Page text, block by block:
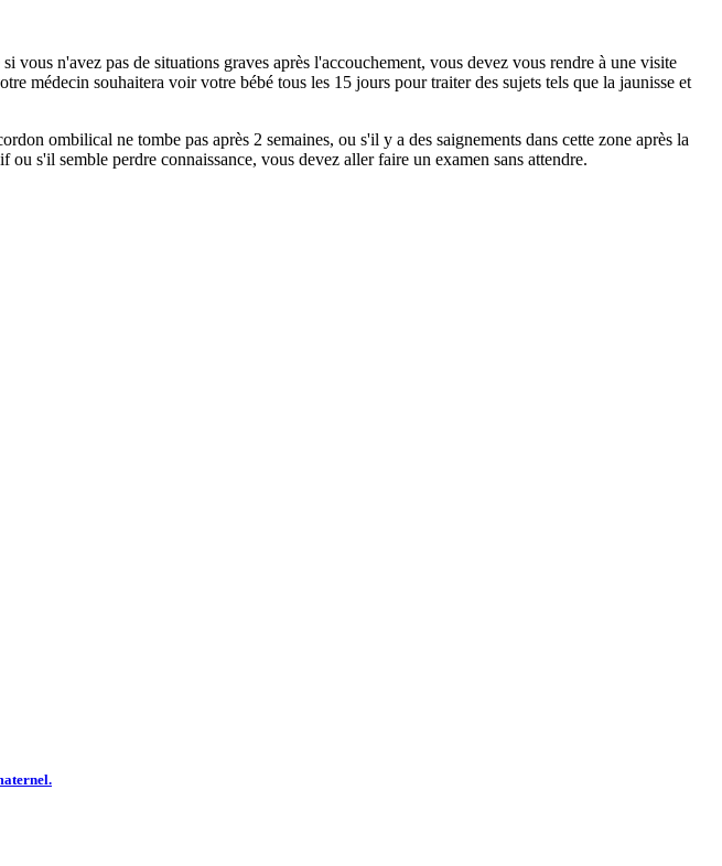
n'avez pas de situations graves après l'accouchement, vous devez vous rendre à une visite
médecin souhaitera voir votre bébé tous les 15 jours pour traiter des sujets tels que la jaunisse et
ombilical ne tombe pas après 2 semaines, ou s'il y a des saignements dans cette zone après la
s'il semble perdre connaissance, vous devez aller faire un examen sans attendre.